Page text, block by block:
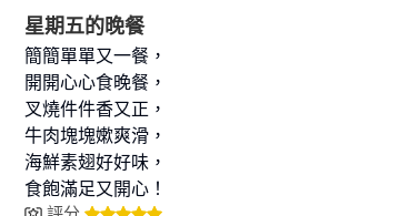
星期五的晚餐
簡簡單單又一餐，
開開心心食晚餐，
叉燒件件香又正，
牛肉塊塊嫰爽滑，
海鮮素翅好好味，
食飽滿足又開心！